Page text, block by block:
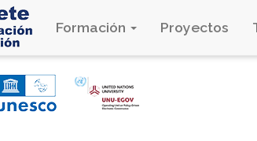
Formación Proyectos